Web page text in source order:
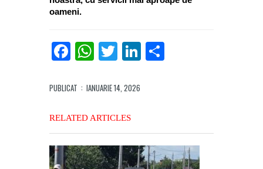
oameni.
Facebook
WhatsApp
TwitterLinkedIn
PUBLICAT : IANUARIE 14, 2026
RELATED ARTICLES